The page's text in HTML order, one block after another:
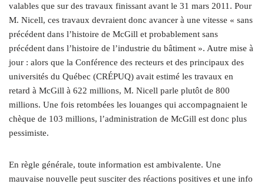
valables que sur des travaux finissant avant le 31 mars 2011. Pour
M. Nicell, ces travaux devraient donc avancer à une vitesse « sans
précédent dans l’histoire de McGill et probablement sans
précédent dans l’histoire de l’industrie du bâtiment ». Autre mise à
jour : alors que la Conférence des recteurs et des principaux des
universités du Québec (CRÉPUQ) avait estimé les travaux en
retard à McGill à 622 millions, M. Nicell parle plutôt de 800
millions. Une fois retombées les louanges qui accompagnaient le
chèque de 103 millions, l’administration de McGill est donc plus
pessimiste.
En règle générale, toute information est ambivalente. Une
mauvaise nouvelle peut susciter des réactions positives et une info